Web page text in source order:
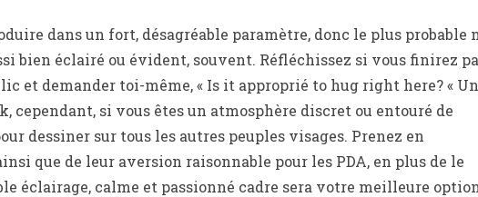
dans un fort, désagréable paramètre, donc le plus probable
bien éclairé ou évident, souvent. Réfléchissez si vous finirez
et demander toi-même, « Is it approprié to hug right here? « Un
cependant, si vous êtes un atmosphère discret ou entouré de
dessiner sur tous les autres peuples visages. Prenez en
que de leur aversion raisonnable pour les PDA, en plus de le
éclairage, calme et passionné cadre sera votre meilleure